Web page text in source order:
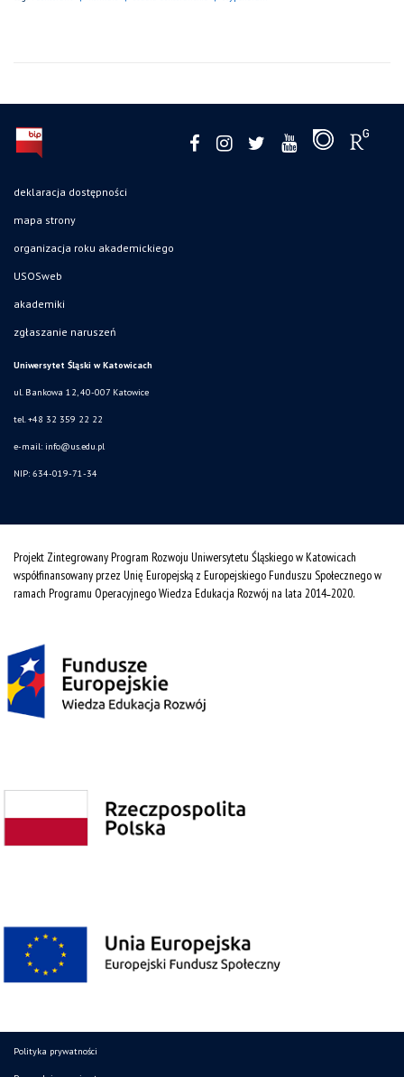
deklaracja dostępności
mapa strony
organizacja roku akademickiego
USOSweb
akademiki
zgłaszanie naruszeń
Uniwersytet Śląski w Katowicach
ul. Bankowa 12, 40-007 Katowice
tel. +48 32 359 22 22
e-mail: info@us.edu.pl
NIP: 634-019-71-34
Projekt Zintegrowany Program Rozwoju Uniwersytetu Śląskiego w Katowicach
współfinansowany przez Unię Europejską z Europejskiego Funduszu Społecznego w
ramach Programu Operacyjnego Wiedza Edukacja Rozwój na lata 2014˗2020.
Polityka prywatności